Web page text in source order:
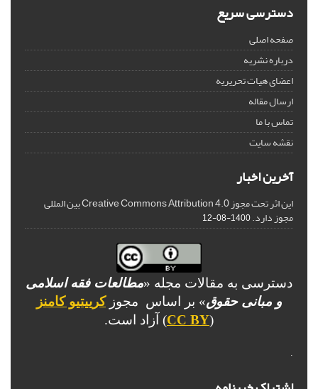
دسترسی سریع
صفحه اصلی
درباره نشریه
اعضای هیات تحریریه
ارسال مقاله
تماس با ما
نقشه سایت
آخرین اخبار
این اثر تحت مجوز Creative Commons Attribution 4.0 بین المللی
مجوز دارد.1400-08-12
دسترسی به مقالات مجله «مطالعات فقه اسلامی
و مبانی حقوق» بر اساس مجوزکرییتیو کامنز
(
CC BY) آزاد است.